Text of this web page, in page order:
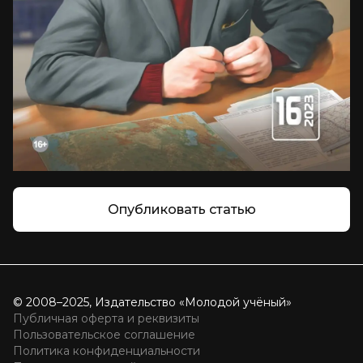
Опубликовать статью
© 2008–2025, Издательство «Молодой учёный»
Публичная оферта и реквизиты
Пользовательское соглашение
Политика конфиденциальности